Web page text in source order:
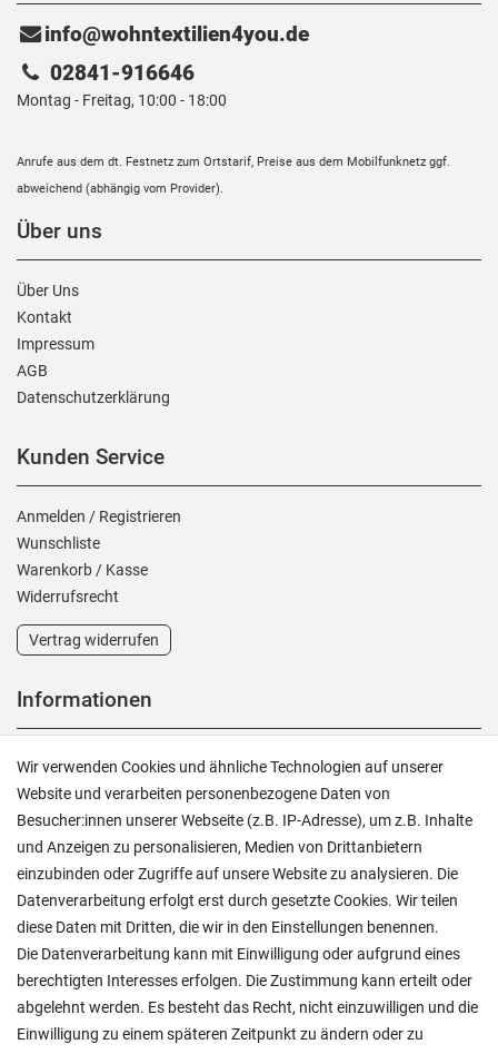
info@wohntextilien4you.de
02841-916646
Montag - Freitag, 10:00 - 18:00
Anrufe aus dem dt. Festnetz zum Ortstarif, Preise aus dem Mobilfunknetz ggf.
abweichend (abhängig vom Provider).
Über uns
Über Uns
Kontakt
Impressum
AGB
Daten­schutz­erklärung
Kunden Service
Anmelden / Registrieren
Wunschliste
Warenkorb / Kasse
Widerrufs­recht
Vertrag widerrufen
Informationen
Versand und Zahlung
Rücksendungen
Lieferung in die Schweiz
Pflegesymbole
Lagerverkauf
Ratgeber & News
Ein einfach toller Service - prompte Lieferung und
sogar mit Pflegehinweis!
Wir verwenden Cookies und ähnliche Technologien auf unserer
Website und verarbeiten personenbezogene Daten von
Besucher:innen unserer Webseite (z.B. IP-Adresse), um z.B. Inhalte
und Anzeigen zu personalisieren, Medien von Drittanbietern
einzubinden oder Zugriffe auf unsere Website zu analysieren. Die
Datenverarbeitung erfolgt erst durch gesetzte Cookies. Wir teilen
diese Daten mit Dritten, die wir in den Einstellungen benennen.
Die Datenverarbeitung kann mit Einwilligung oder aufgrund eines
berechtigten Interesses erfolgen. Die Zustimmung kann erteilt oder
abgelehnt werden. Es besteht das Recht, nicht einzuwilligen und die
Einwilligung zu einem späteren Zeitpunkt zu ändern oder zu